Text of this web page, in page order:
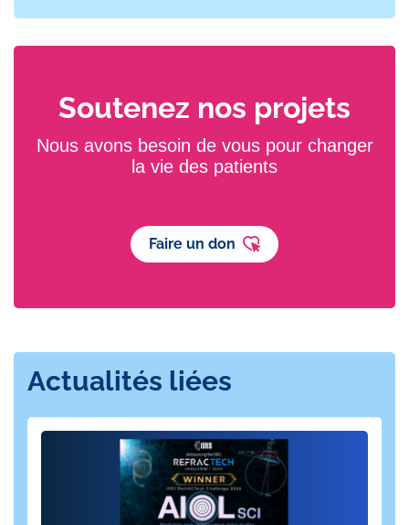
Soutenez nos projets
Nous avons besoin de vous pour changer
la vie des patients
Faire un don
Actualités liées